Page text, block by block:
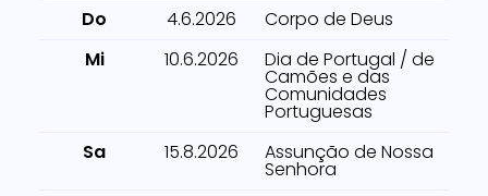
Do
4.6.2026
Corpo de Deus
Mi
10.6.2026 Dia de Portugal / de
Camões e das
Comunidades
Portuguesas
Sa
15.8.2026 Assunção de Nossa
Senhora